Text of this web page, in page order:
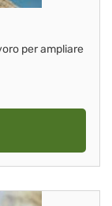
per ampliare